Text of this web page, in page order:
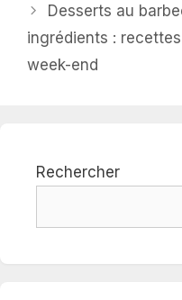
Desserts au
ingrédients :
week-end
Rechercher